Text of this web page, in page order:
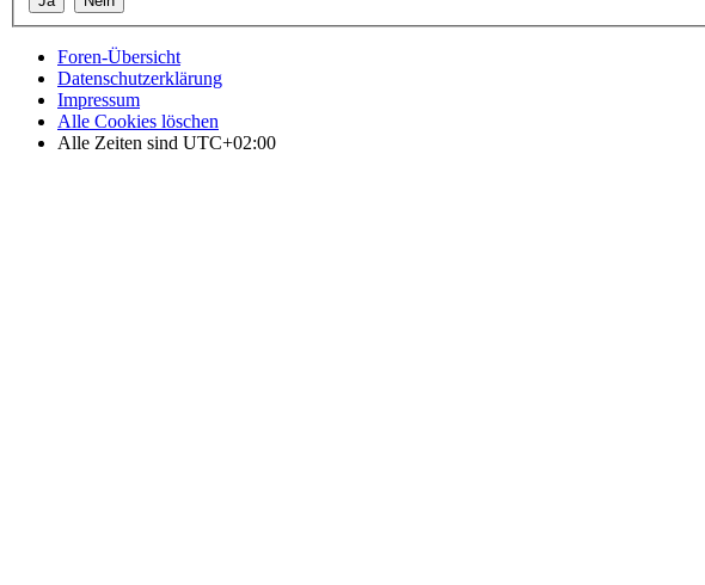
Foren-Übersicht
Datenschutzerklärung
Impressum
Alle Cookies löschen
Alle Zeiten sind UTC+02:00